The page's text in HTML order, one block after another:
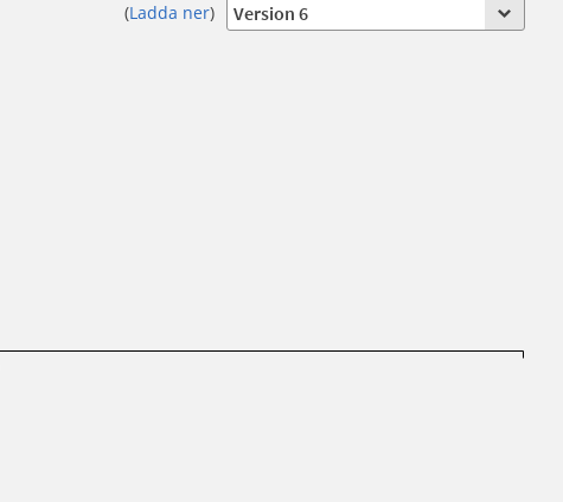
(Ladda ner)